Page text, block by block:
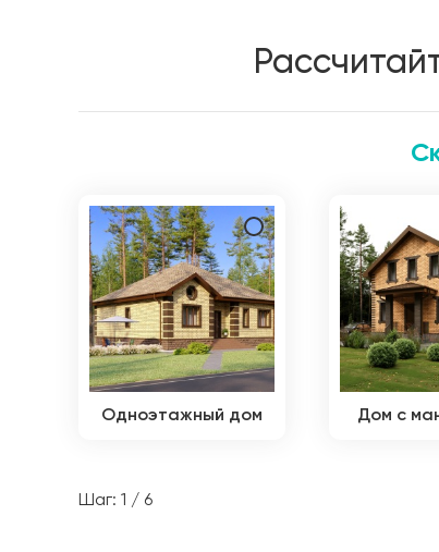
Одноэтажный дом Дом с
Шаг: 1 / 6